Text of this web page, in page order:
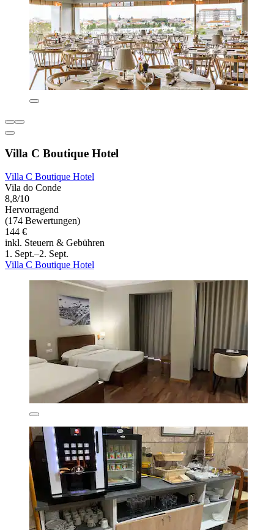
Villa C Boutique Hotel
Villa C Boutique Hotel
Vila do Conde
8,8/10
Hervorragend
(174 Bewertungen)
144 €
inkl. Steuern & Gebühren
1. Sept.–2. Sept.
Villa C Boutique Hotel